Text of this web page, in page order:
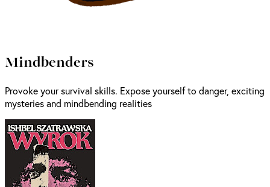
Mindbenders
Provoke your survival skills. Expose yourself to danger, exciting
mysteries and mindbending realities